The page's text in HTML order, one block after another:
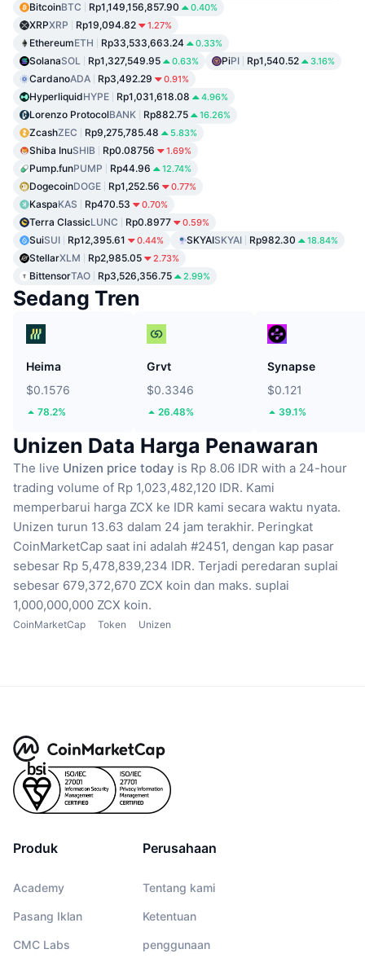
BitcoinBTC Rp1,149,156,857.90 0.40%
XRPXRP Rp19,094.82 1.27%
EthereumETH Rp33,533,663.24 0.33%
SolanaSOL Rp1,327,549.95 0.63% PiPI Rp1,540.52 3.16%
CardanoADA Rp3,492.29 0.91%
HyperliquidHYPE Rp1,031,618.08 4.96%
Lorenzo ProtocolBANK Rp882.75 16.26%
ZcashZEC Rp9,275,785.48 5.83%
Shiba InuSHIB Rp0.08756 1.69%
Pump.funPUMP Rp44.96 12.74%
DogecoinDOGE Rp1,252.56 0.77%
KaspaKAS Rp470.53 0.70%
Terra ClassicLUNC Rp0.8977 0.59%
SuiSUI Rp12,395.61 0.44% SKYAISKYAI Rp982.30 18.84%
StellarXLM Rp2,985.05 2.73%
BittensorTAO Rp3,526,356.75 2.99%
Sedang Tren
Heima
$0.1576
78.2%
Grvt
$0.3346
26.48%
Synapse
$0.121
39.1%
Unizen Data Harga Penawaran
The live Unizen price today is Rp 8.06 IDR with a 24-hour
trading volume of Rp 1,023,482,120 IDR. Kami
memperbarui harga ZCX ke IDR kami secara waktu nyata.
Unizen turun 13.63 dalam 24 jam terakhir. Peringkat
CoinMarketCap saat ini adalah #2451, dengan kap pasar
sebesar Rp 5,478,839,234 IDR. Terjadi peredaran suplai
sebesar 679,372,670 ZCX koin dan maks. suplai
1,000,000,000 ZCX koin.
CoinMarketCap Token Unizen
Produk
Academy
Pasang Iklan
CMC Labs
Perusahaan
Tentang kami
Ketentuan
penggunaan